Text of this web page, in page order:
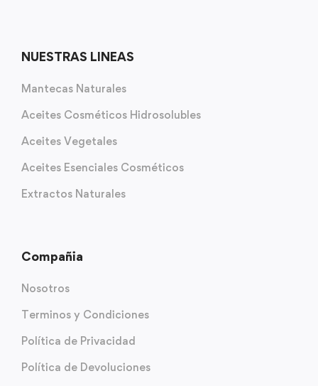
NUESTRAS LINEAS
Mantecas Naturales
Aceites Cosméticos Hidrosolubles
Aceites Vegetales
Aceites Esenciales Cosméticos
Extractos Naturales
Compañia
Nosotros
Terminos y Condiciones
Política de Privacidad
Política de Devoluciones